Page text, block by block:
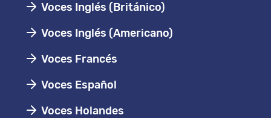
Voces Inglés (Británico)
Voces Inglés (Americano)
Voces Francés
Voces Español
Voces Holandes